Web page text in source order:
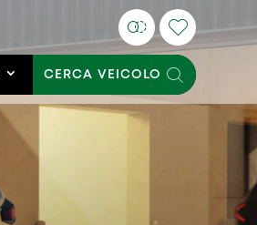
CERCA VEICOLO